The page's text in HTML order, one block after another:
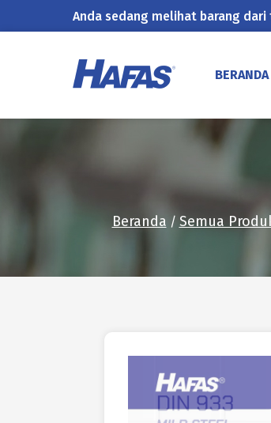
Anda sedang melihat barang dari
BERANDA
Beranda / Semua